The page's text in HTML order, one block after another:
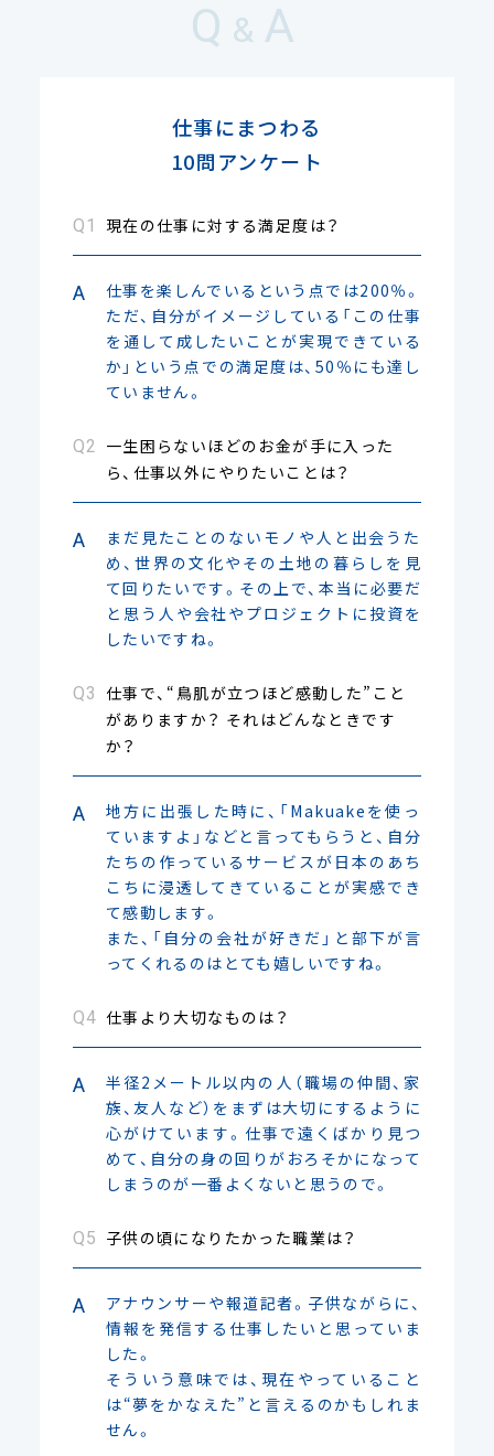
Q & A
仕事にまつわる
10問アンケート
現在の仕事に対する満足度は？
仕事を楽しんでいるという点では200％。
ただ、自分がイメージしている「この仕事
を通して成したいことが実現できている
か」という点での満足度は、50％にも達し
ていません。
一生困らないほどのお金が手に入った
ら、仕事以外にやりたいことは？
まだ見たことのないモノや人と出会うた
め、世界の文化やその土地の暮らしを見
て回りたいです。その上で、本当に必要だ
と思う人や会社やプロジェクトに投資を
したいですね。
仕事で、“鳥肌が立つほど感動した”こと
がありますか？ それはどんなときです
か？
地方に出張した時に、「Makuakeを使っ
ていますよ」などと言ってもらうと、自分
たちの作っているサービスが日本のあち
こちに浸透してきていることが実感でき
て感動します。
また、「自分の会社が好きだ」と部下が言
ってくれるのはとても嬉しいですね。
仕事より大切なものは？
半径2メートル以内の人（職場の仲間、家
族、友人など）をまずは大切にするように
心がけています。仕事で遠くばかり見つ
めて、自分の身の回りがおろそかになって
しまうのが一番よくないと思うので。
子供の頃になりたかった職業は？
アナウンサーや報道記者。子供ながらに、
情報を発信する仕事したいと思っていま
した。
そういう意味では、現在やっていること
は“夢をかなえた”と言えるのかもしれま
せん。